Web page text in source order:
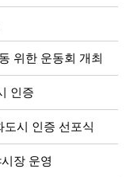
위한 운동회 개최
인증
도시 인증 선포식
장 운영